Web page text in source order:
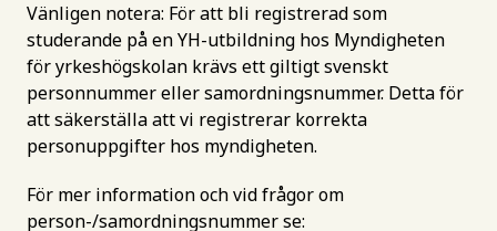
Vänligen notera: För att bli registrerad som
studerande på en YH-utbildning hos Myndigheten
för yrkeshögskolan krävs ett giltigt svenskt
personnummer eller samordningsnummer. Detta för
att säkerställa att vi registrerar korrekta
personuppgifter hos myndigheten.
För mer information och vid frågor om
person-/samordningsnummer se: